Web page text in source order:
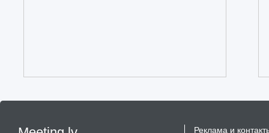
Реклама и